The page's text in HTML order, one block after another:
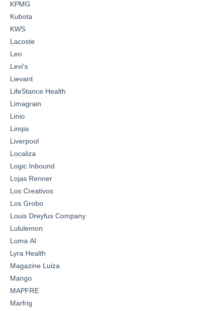
KPMG
Kubota
KWS
Lacoste
Leo
Levi's
Lievant
LifeStance Health
Limagrain
Linio
Linqia
Liverpool
Localiza
Logic Inbound
Lojas Renner
Los Creativos
Los Grobo
Louis Dreyfus Company
Lululemon
Luma AI
Lyra Health
Magazine Luiza
Mango
MAPFRE
Marfrig